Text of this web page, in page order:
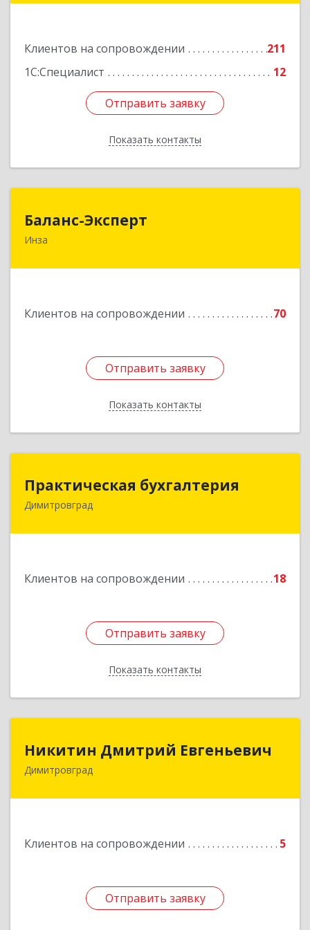
Клиентов на сопровождении
211
1С:Специалист
12
Отправить заявку
Показать контакты
Отправить заявку
Назад
Баланс-Эксперт
Инза
Клиентов на сопровождении 70
Отправить заявку
Показать контакты
433030, Ульяновская обл, Инзенский р-н, Инза
Отправить заявку
Назад
Практическая бухгалтерия
Димитровград
Клиентов на сопровождении 18
Отправить заявку
Показать контакты
Практическая бухгалтерия
433502, Ульяновская область, г.о. город
Подробнее
Отправить заявку
Назад
Никитин Дмитрий Евгеньевич
Димитровград
Клиентов на сопровождении 5
Отправить заявку
Никитин Дмитрий Евгеньевич
Отправить заявку